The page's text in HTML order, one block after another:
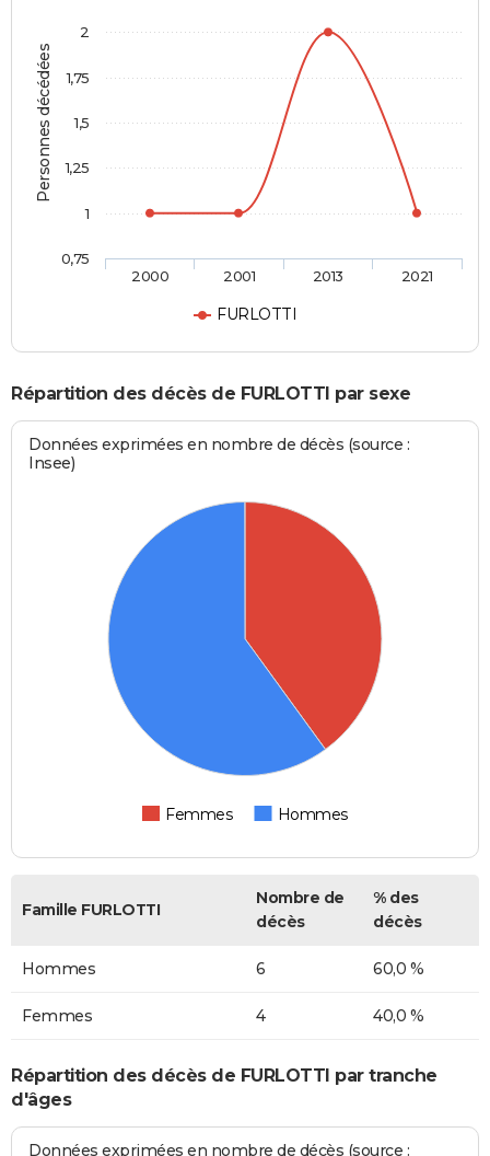
Personnes décédées
FURLOTTI
2000 2001 2013 2021
0,75
1
1,25
1,5
1,75
2
Répartition des décès de FURLOTTI par sexe
Données exprimées en nombre de décès (source :
Insee)
Femmes Hommes
Famille FURLOTTI
Nombre de
décès
% des
décès
Hommes 6 60,0 %
Femmes 4 40,0 %
Répartition des décès de FURLOTTI par tranche
d'âges
Données exprimées en nombre de décès (source :